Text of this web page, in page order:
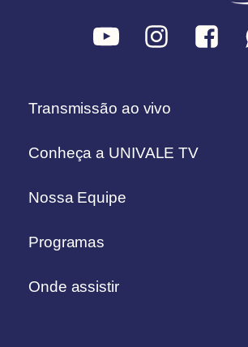
Transmissão ao vivo
Conheça a UNIVALE TV
Nossa Equipe
Programas
Onde assistir